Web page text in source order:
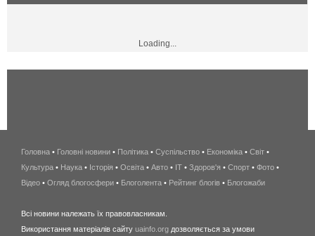
Loading...
беспроводной
интернет
киев
wimax
Головна • Головні новини • Політика • Суспільство • Економіка • Світ •
Культура • Наука • Історія • Освіта • Авто • IT • Здоров'я • Спорт • Фото •
Відео • Огляд блогосфери • Блоголента • Рейтинг блогів • Блогожаби
Всі новини належать їх правовласникам.
Використання матеріалів сайту uainfo.org дозволяється за умови